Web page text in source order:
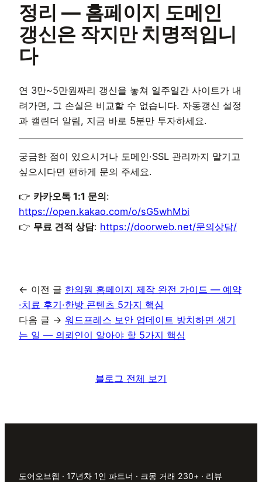
정리 — 홈페이지 도메인
갱신은 작지만 치명적입니
다
연 3만~5만원짜리 갱신을 놓쳐 일주일간 사이트가 내
려가면, 그 손실은 비교할 수 없습니다. 자동갱신 설정
과 캘린더 알림, 지금 바로 5분만 투자하세요.
궁금한 점이 있으시거나 도메인·SSL 관리까지 맡기고
싶으시다면 편하게 문의 주세요.
👉 카카오톡 1:1 문의:
https://open.kakao.com/o/sG5whMbi
👉 무료 견적 상담: https://doorweb.net/문의상담/
← 이전 글 한의원 홈페이지 제작 완전 가이드 — 예약
·치료 후기·한방 콘텐츠 5가지 핵심
다음 글 → 워드프레스 보안 업데이트 방치하면 생기
는 일 — 의뢰인이 알아야 할 5가지 핵심
블로그 전체 보기
도어오브웹 · 17년차 1인 파트너 · 크몽 거래 230+ · 리뷰